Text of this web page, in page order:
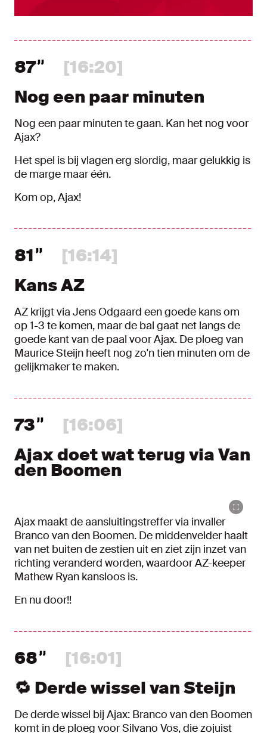
87
[16:20]
Nog een paar minuten
Nog een paar minuten te gaan. Kan het nog voor
Ajax?
Het spel is bij vlagen erg slordig, maar gelukkig is
de marge maar één.
Kom op, Ajax!
81
[16:14]
Kans AZ
AZ krijgt via Jens Odgaard een goede kans om
op 1-3 te komen, maar de bal gaat net langs de
goede kant van de paal voor Ajax. De ploeg van
Maurice Steijn heeft nog zo'n tien minuten om de
gelijkmaker te maken.
73
[16:06]
Ajax doet wat terug via Van
den Boomen
Ajax maakt de aansluitingstreffer via invaller
Branco van den Boomen. De middenvelder haalt
van net buiten de zestien uit en ziet zijn inzet van
richting veranderd worden, waardoor AZ-keeper
Mathew Ryan kansloos is.
En nu door!!
68
[16:01]
🔁 Derde wissel van Steijn
De derde wissel bij Ajax: Branco van den Boomen
komt in de ploeg voor Silvano Vos, die zojuist